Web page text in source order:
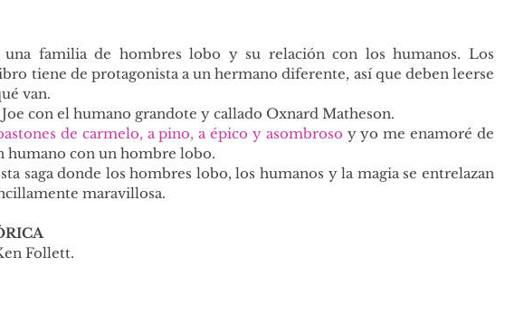
familia de hombres lobo y su relación con los humanos. Los
tiene de protagonista a un hermano diferente, así que deben leerse
van.
con el humano grandote y callado Oxnard Matheson.
de carmelo, a pino, a épico y asombroso y yo me enamoré de
humano con un hombre lobo.
saga donde los hombres lobo, los humanos y la magia se entrelazan
maravillosa.
Follett.